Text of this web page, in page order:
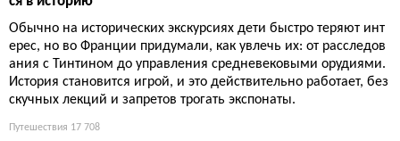
Обычно на исторических экскурсиях дети быстро теряют инт
ерес, но во Франции придумали, как увлечь их: от расследов
ания с Тинтином до управления средневековыми орудиями.
История становится игрой, и это действительно работает, без
скучных лекций и запретов трогать экспонаты.
Путешествия 17 708